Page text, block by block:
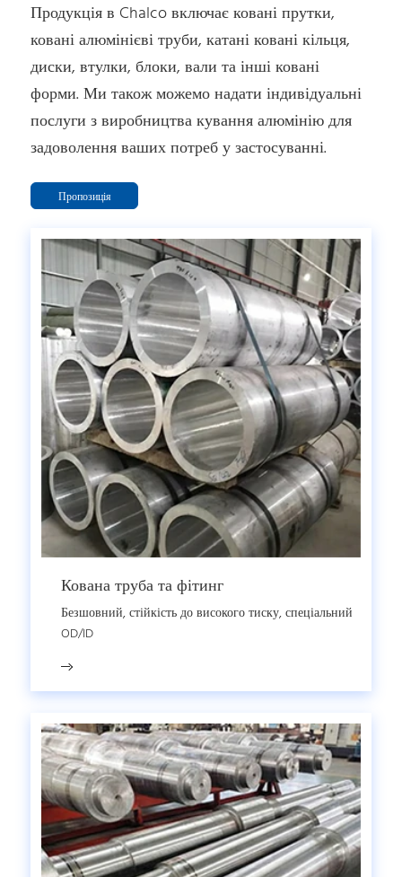
Продукція в Chalco включає ковані прутки,
ковані алюмінієві труби, катані ковані кільця,
диски, втулки, блоки, вали та інші ковані
форми. Ми також можемо надати індивідуальні
послуги з виробництва кування алюмінію для
задоволення ваших потреб у застосуванні.
Пропозиція
Кована труба та фітинг
Безшовний, стійкість до високого тиску, спеціальний
OD/ID